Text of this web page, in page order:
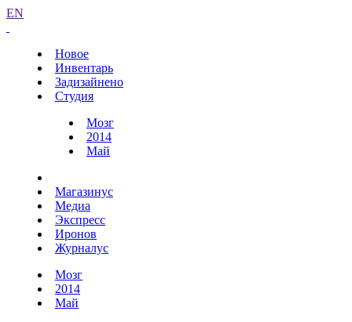
EN
Новое
Инвентарь
Задизайнено
Студия
Мозг
2014
Май
Магазинус
Медиа
Экспресс
Иронов
Журналус
Мозг
2014
Май